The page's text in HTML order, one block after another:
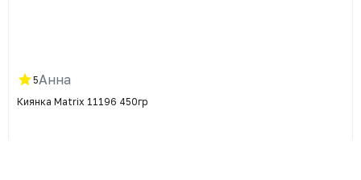
5Анна
Киянка Matrix 11196 450гр